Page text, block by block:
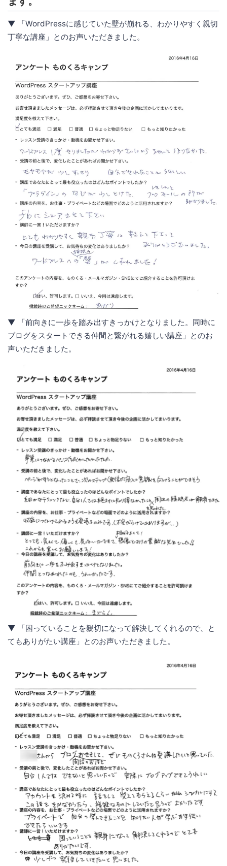
▼ 「WordPressに感じていた壁が崩れる、わかりやすく親切
丁寧な講座」とのお声いただきました。
▼ 「前向きに一歩を踏み出すきっかけとなりました。同時に
ブログをスタートできる仲間と繋がれる嬉しい講座」とのお
声いただきました。
▼ 「困っていることを親切になって解決してくれるので、と
てもありがたい講座」とのお声いただきました。